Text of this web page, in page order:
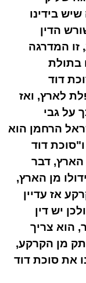
בידינו
הדין
זו המדרגה
בתולת
דוד
לארץ, ואז
על גבי
הרחמן הוא
דוד
הארץ, דבר
מן הארץ,
אז עדיין
יש דין
הוא צריך
מן הקרקע,
את סוכת דוד